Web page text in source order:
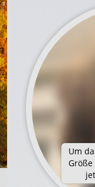
Um
Größe